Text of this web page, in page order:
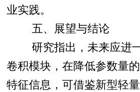
业实践。
五、展望与结论
研究指出，未来应进
卷积模块，在降低参数量
特征信息，可借鉴新型轻